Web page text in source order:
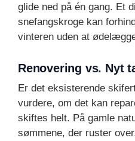
glide ned på én gang. Et
snefangskroge kan
vinteren uden at
Renovering vs. Nyt
Er det eksisterende
vurdere, om det kan
skiftes helt. På gamle
sømmene, der ruster